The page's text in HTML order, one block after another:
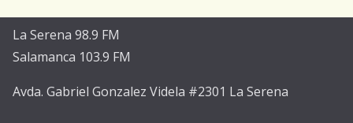
La Serena 98.9 FM
Salamanca 103.9 FM
Avda. Gabriel Gonzalez Videla #2301 La Serena